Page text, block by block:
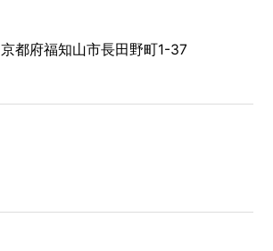
京都府福知山市長田野町1-37